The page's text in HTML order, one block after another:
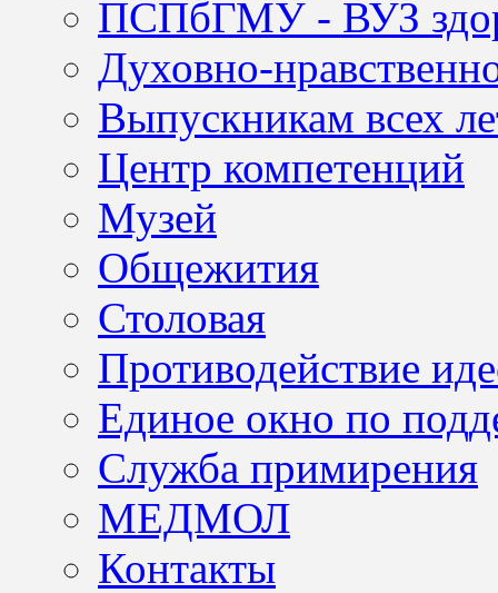
ПСПбГМУ - ВУЗ
Духовно-
Выпускникам всех
Центр компетенций
Музей
Общежития
Столовая
Противодействие
Единое окно по
Служба примирения
МЕДМОЛ
Контакты